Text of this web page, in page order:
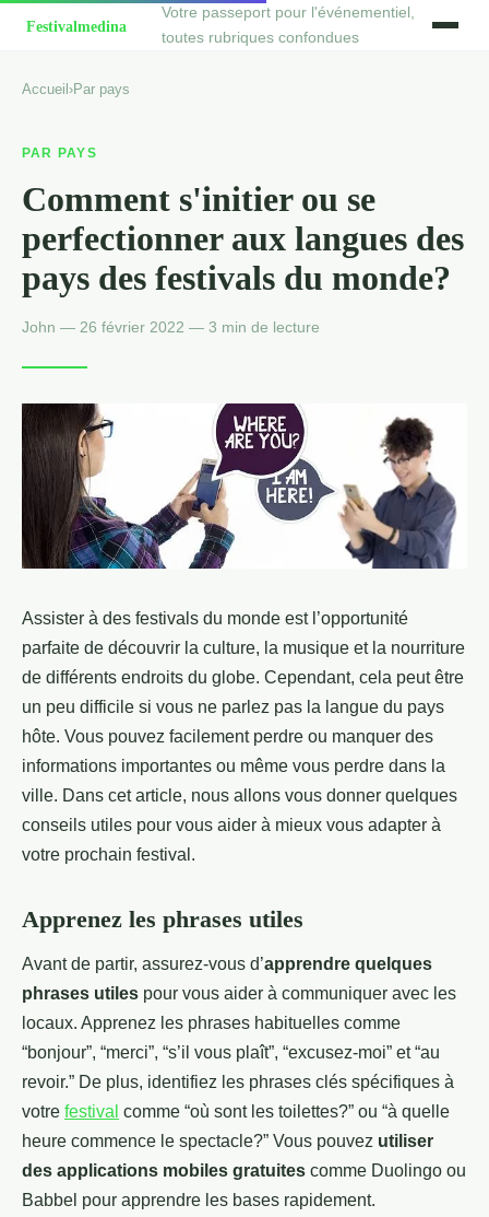
Votre passeport pour l'événementiel,
toutes rubriques confondues
Accueil ›Par pays
PAR PAYS
Comment s'initier ou se
perfectionner aux langues des
pays des festivals du monde?
John — 26 février 2022 — 3 min de lecture
Assister à des festivals du monde est l’opportunité
parfaite de découvrir la culture, la musique et la nourriture
de différents endroits du globe. Cependant, cela peut être
un peu difficile si vous ne parlez pas la langue du pays
hôte. Vous pouvez facilement perdre ou manquer des
informations importantes ou même vous perdre dans la
ville. Dans cet article, nous allons vous donner quelques
conseils utiles pour vous aider à mieux vous adapter à
votre prochain festival.
Apprenez les phrases utiles
Avant de partir, assurez-vous d’apprendre quelques
phrases utiles pour vous aider à communiquer avec les
locaux. Apprenez les phrases habituelles comme
“bonjour”, “merci”, “s’il vous plaît”, “excusez-moi” et “au
revoir.” De plus, identifiez les phrases clés spécifiques à
votre festival comme “où sont les toilettes?” ou “à quelle
heure commence le spectacle?” Vous pouvez utiliser
des applications mobiles gratuites comme Duolingo ou
Babbel pour apprendre les bases rapidement.